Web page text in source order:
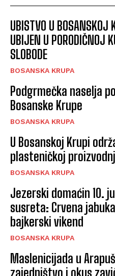
UBISTVO U BOSANSKOJ
UBIJEN U PORODIČNOJ
SLOBODE
BOSANSKA KRUPA
Podgrmečka naselja
Bosanske Krupe
BOSANSKA KRUPA
U Bosanskoj Krupi
plasteničkoj
BOSANSKA KRUPA
Jezerski domaćin 10.
susreta: Crvena
bajkerski vikend
BOSANSKA KRUPA
Maslenicijada u
zajedništvo i okus